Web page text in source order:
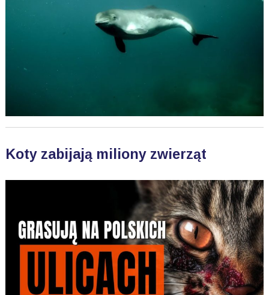
Koty zabijają miliony zwierząt